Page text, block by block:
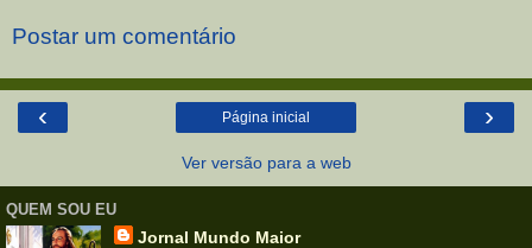
Postar um comentário
‹ ›
Página inicial
Ver versão para a web
QUEM SOU EU
Jornal Mundo Maior